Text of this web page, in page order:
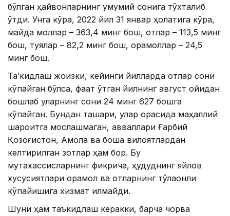
бўлган ҳайвонларнинг умумий сонига тўхталиб
ўтди. Унга кўра, 2022 йил 31 январ ҳолатига кўра,
майда моллар – 363,4 минг бош, отлар – 113,5 минг
бош, туялар – 82,2 минг бош, қорамоллар – 24,5
минг бош.
Та’кидлаш жоизки, кейинги йилларда отлар сони
кўпайган бўлса, фақат ўтган йилнинг август ойидан
бошлаб уларнинг сони 24 минг 627 бошга
кўпайган. Бундан ташқари, улар орасида маҳаллий
шароитга мослашмаган, авваллари Ғарбий
Қозоғистон, Ақмола ва бошқа вилоятлардан
келтирилган зотлар ҳам бор. Бу
мутахассисларнинг фикрича, ҳудуднинг яйлов
хусусиятлари қорамол ва отларнинг тўлақонли
кўпайишига хизмат қилмайди.
Шуни ҳам таъкидлаш керакки, барча чорва